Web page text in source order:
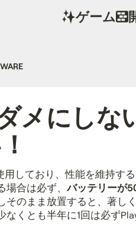
ゲーム
メにしな
しており、性能を維持す
場合は必ず、バッテリーが
そのまま放置すると、著し
なくとも半年に1回は必ず